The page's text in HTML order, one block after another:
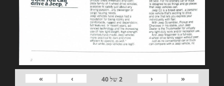
«
‹
2של40
›
»